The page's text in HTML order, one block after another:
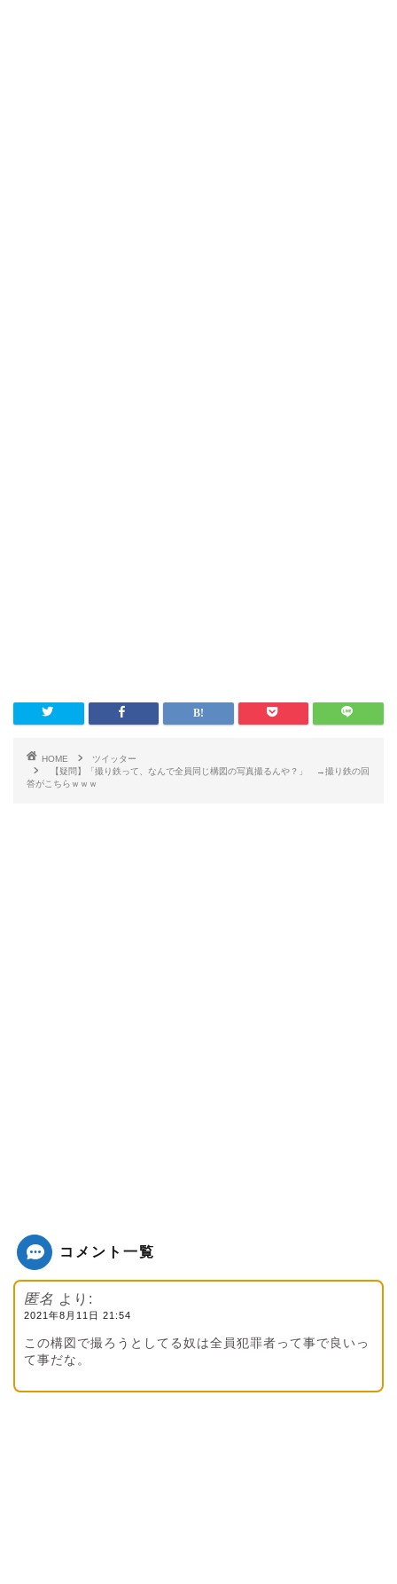
HOME
ツイッター
【疑問】「撮り鉄って、なんで全員同じ構図の写真撮るんや？」 →撮り鉄の回
答がこちらｗｗｗ
コメント一覧
匿名 より:
2021年8月11日 21:54
この構図で撮ろうとしてる奴は全員犯罪者って事で良いっ
て事だな。